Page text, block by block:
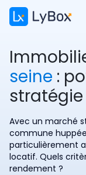
seine :
stratégie
Avec un marché
commune
particulièrement
locatif. Quels
rendement ?